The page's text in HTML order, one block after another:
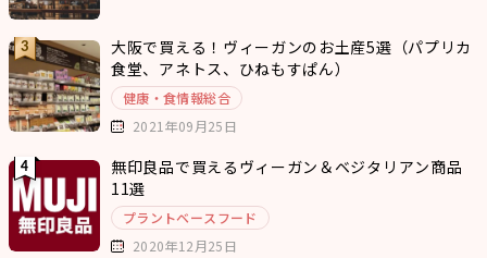
大阪で買える！ヴィーガンのお土産5選（パプリカ
食堂、アネトス、ひねもすぱん）
健康・食情報総合
2021年09月25日
無印良品で買えるヴィーガン＆ベジタリアン商品
11選
プラントベースフード
2020年12月25日